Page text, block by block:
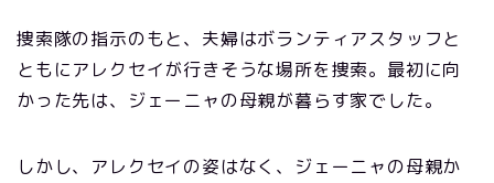
捜索隊の指示のもと、夫婦はボランティアスタッフと
ともにアレクセイが行きそうな場所を捜索。最初に向
かった先は、ジェーニャの母親が暮らす家でした。
しかし、アレクセイの姿はなく、ジェーニャの母親か